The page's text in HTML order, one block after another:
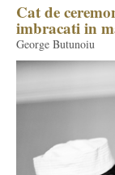
Cat de
imbracati in
George Butunoiu